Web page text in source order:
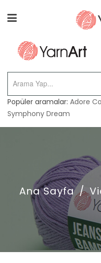
Popüler aramalar: Adore
Symphony Dream
Ana Sayfa /